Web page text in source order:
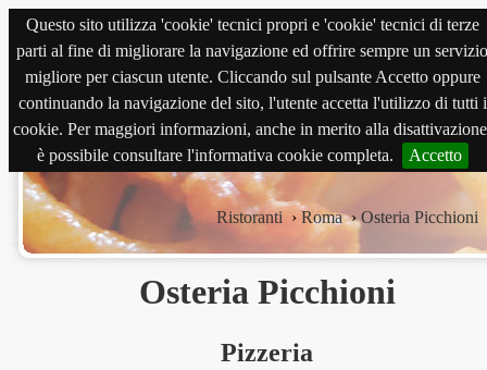
Questo sito utilizza 'cookie' tecnici propri e 'cookie' tecnici di terze
parti al fine di migliorare la navigazione ed offrire sempre un servizio
migliore per ciascun utente. Cliccando sul pulsante Accetto oppure
continuando la navigazione del sito, l'utente accetta l'utilizzo di tutti i
cookie. Per maggiori informazioni, anche in merito alla
è possibile consultare l'informativa cookie completa.
Accetto
magnabene.com
Ristoranti › Roma ›Osteria Picchioni
Osteria Picchioni
Pizzeria